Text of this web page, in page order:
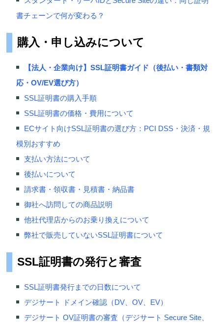
書チェーンで何が変わる？
購入・申し込みについて
【法人・企業向け】SSL証明書ガイド（後払い・書類対
応・OV/EV選び方）
SSL証明書の購入手順
SSL証明書の価格・費用について
ECサイト向けSSL証明書の選び方：PCI DSS・決済・規
模別おすすめ
支払い方法について
後払いについて
請求書・領収書・見積書・納品書
御社へ訪問しての商品説明
他社代理店からのお乗り換えについて
弊社で販売していないSSL証明書について
SSL証明書の発行と審査
SSL証明書発行までの日数について
デジサート ドメイン確認（DV、OV、EV）
デジサート OV証明書の審査（デジサート Secure Site、